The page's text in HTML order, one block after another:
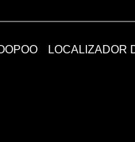
LOCALIZADOR